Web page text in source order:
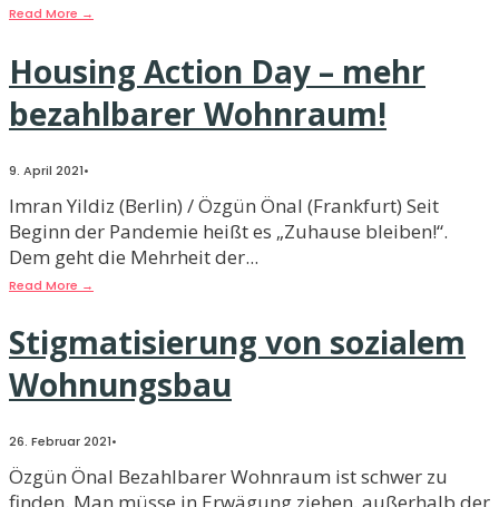
Read More →
Housing Action Day – mehr
bezahlbarer Wohnraum!
9. April 2021•
Imran Yildiz (Berlin) / Özgün Önal (Frankfurt) Seit
Beginn der Pandemie heißt es „Zuhause bleiben!“.
Dem geht die Mehrheit der...
Read More →
Stigmatisierung von sozialem
Wohnungsbau
26. Februar 2021•
Özgün Önal Bezahlbarer Wohnraum ist schwer zu